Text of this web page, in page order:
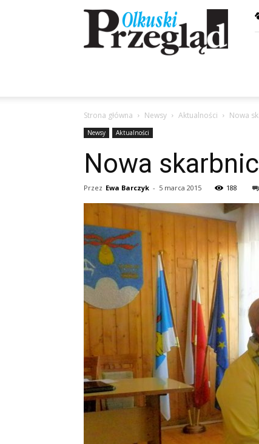
Przegląd
Olkuski
Strona główna Newsy Aktualności Nowa
Newsy Aktualności
Nowa
Przez Ewa Barczyk - 5 marca 2015 188